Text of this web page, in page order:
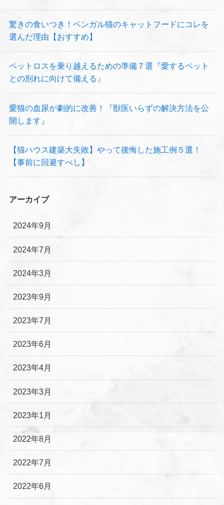
驚きの食いつき！ベンガル猫のキャットフードにコレを
選んだ理由【おすすめ】
ペットロスを乗り越えるための準備７選『愛するペット
との別れに向けて備える』
愛猫の血尿が劇的に改善！『獣医いらずの解決方法を公
開します』
【猫ハウス建築大失敗】やって後悔した施工例５選！
【事前に回避すべし】
アーカイブ
2024年9月
2024年7月
2024年3月
2023年9月
2023年7月
2023年6月
2023年4月
2023年3月
2023年1月
2022年8月
2022年7月
2022年6月